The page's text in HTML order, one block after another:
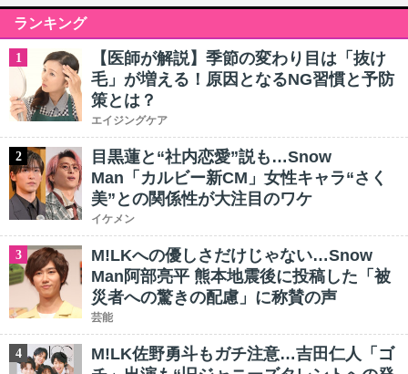
ランキング
1
【医師が解説】季節の変わり目は「抜け
毛」が増える！原因となるNG習慣と予防
策とは？
エイジングケア
2
目黒蓮と“社内恋愛”説も…Snow
Man「カルビー新CM」女性キャラ“さく
美”との関係性が大注目のワケ
イケメン
3
M!LKへの優しさだけじゃない…Snow
Man阿部亮平 熊本地震後に投稿した「被
災者への驚きの配慮」に称賛の声
芸能
4
M!LK佐野勇斗もガチ注意…吉田仁人「ゴ